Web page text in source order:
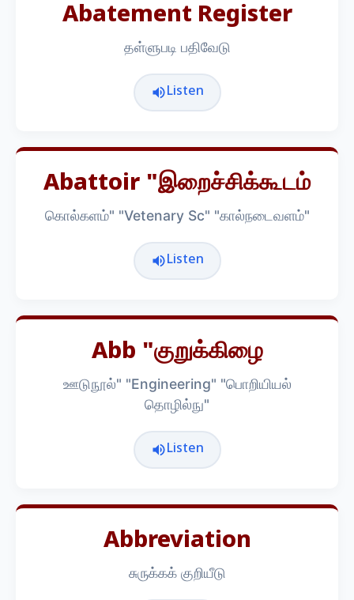
Abatement Register
தள்ளுபடி பதிவேடு
Listen
Abattoir "இறைச்சிக்கூடம்
கொல்களம்" "Vetenary Sc" "கால்நடைவளம்"
Listen
Abb "குறுக்கிழை
ஊடுநூல்" "Engineering" "பொறியியல்
தொழில்நு"
Listen
Abbreviation
சுருக்கக் குறியீடு